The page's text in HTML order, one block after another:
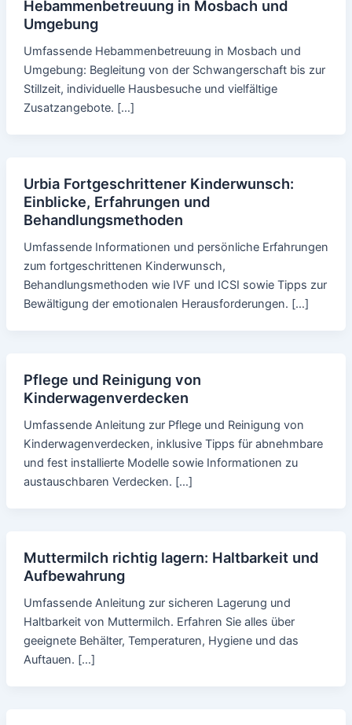
Hebammenbetreuung in Mosbach und
Umgebung
Umfassende Hebammenbetreuung in Mosbach und
Umgebung: Begleitung von der Schwangerschaft bis zur
Stillzeit, individuelle Hausbesuche und vielfältige
Zusatzangebote. […]
Urbia Fortgeschrittener Kinderwunsch:
Einblicke, Erfahrungen und
Behandlungsmethoden
Umfassende Informationen und persönliche Erfahrungen
zum fortgeschrittenen Kinderwunsch,
Behandlungsmethoden wie IVF und ICSI sowie Tipps zur
Bewältigung der emotionalen Herausforderungen. […]
Pflege und Reinigung von
Kinderwagenverdecken
Umfassende Anleitung zur Pflege und Reinigung von
Kinderwagenverdecken, inklusive Tipps für abnehmbare
und fest installierte Modelle sowie Informationen zu
austauschbaren Verdecken. […]
Muttermilch richtig lagern: Haltbarkeit und
Aufbewahrung
Umfassende Anleitung zur sicheren Lagerung und
Haltbarkeit von Muttermilch. Erfahren Sie alles über
geeignete Behälter, Temperaturen, Hygiene und das
Auftauen. […]